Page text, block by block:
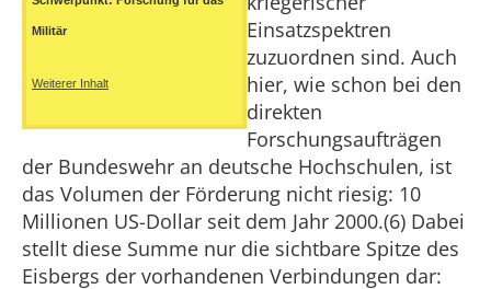
Militär
Weiterer Inhalt
Einsatzspektren
zuzuordnen sind. Auch
hier, wie schon bei den
direkten
Forschungsaufträgen
der Bundeswehr an deutsche Hochschulen, ist
das Volumen der Förderung nicht riesig: 10
Millionen US-Dollar seit dem Jahr 2000.(6) Dabei
stellt diese Summe nur die sichtbare Spitze des
Eisbergs der vorhandenen Verbindungen dar: